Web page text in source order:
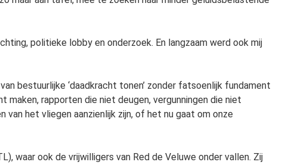
politieke lobby en onderzoek. En langzaam werd ook mij
bestuurlijke ‘daadkracht tonen’ zonder fatsoenlijk fundament
rapporten die niet deugen, vergunningen die niet
het vliegen aanzienlijk zijn, of het nu gaat om onze
waar ook de vrijwilligers van Red de Veluwe onder vallen. Zij